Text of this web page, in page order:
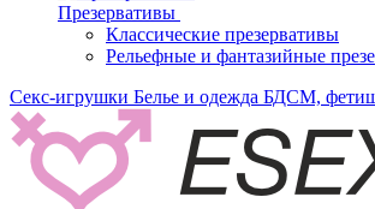
Презервативы
Классические презервативы
Рельефные и фантазийные
Секс-игрушки Белье и одежда БДСМ,